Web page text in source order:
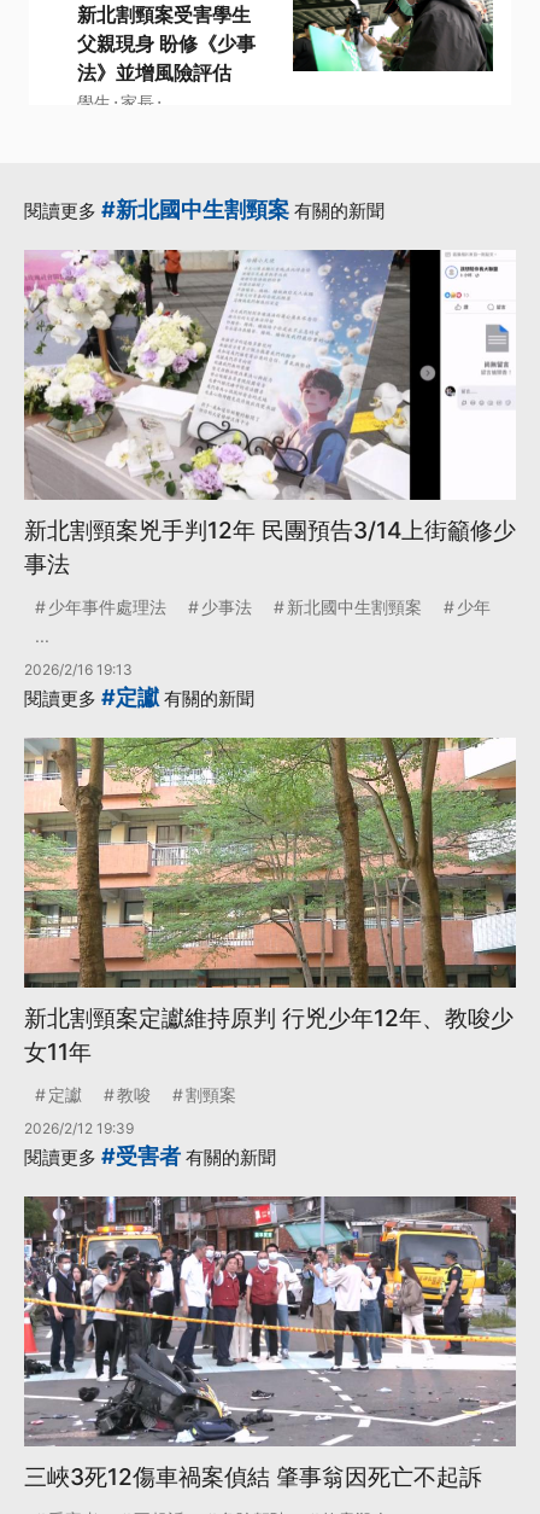
新北割頸案受害學生
父親現身 盼修《少事
法》並增風險評估
學生 ·家長·
閱讀更多 #新北國中生割頸案 有關的新聞
新北割頸案兇手判12年 民團預告3/14上街籲修少
事法
少年事件處理法 少事法 新北國中生割頸案
少年
...
2026/2/16 19:13
閱讀更多 #定讞 有關的新聞
新北割頸案定讞維持原判 行兇少年12年、教唆少
女11年
定讞 教唆 割頸案
2026/2/12 19:39
閱讀更多 #受害者 有關的新聞
三峽3死12傷車禍案偵結 肇事翁因死亡不起訴